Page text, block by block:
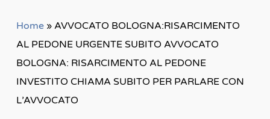
Home» AVVOCATO BOLOGNA:RISARCIMENTO
AL PEDONE URGENTE SUBITO AVVOCATO
BOLOGNA: RISARCIMENTO AL PEDONE
INVESTITO CHIAMA SUBITO PER PARLARE CON
L’AVVOCATO